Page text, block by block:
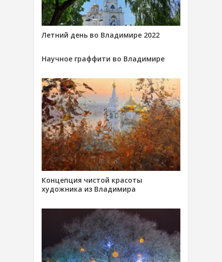
Летний день во Владимире 2022
Научное граффити во Владимире
Концепция чистой красоты
художника из Владимира